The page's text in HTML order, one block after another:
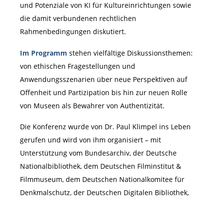
und Potenziale von KI für Kultureinrichtungen sowie
die damit verbundenen rechtlichen
Rahmenbedingungen diskutiert.
Im Programm stehen vielfältige Diskussionsthemen:
von ethischen Fragestellungen und
Anwendungsszenarien über neue Perspektiven auf
Offenheit und Partizipation bis hin zur neuen Rolle
von Museen als Bewahrer von Authentizität.
Die Konferenz wurde von Dr. Paul Klimpel ins Leben
gerufen und wird von ihm organisiert – mit
Unterstützung vom Bundesarchiv, der Deutsche
Nationalbibliothek, dem Deutschen Filminstitut &
Filmmuseum, dem Deutschen Nationalkomitee für
Denkmalschutz, der Deutschen Digitalen Bibliothek,